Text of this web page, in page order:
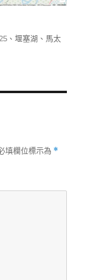
、堰塞湖 、 馬太
填欄位標示為 *